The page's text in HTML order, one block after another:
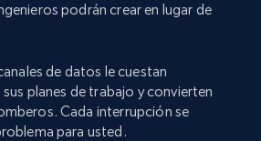
podrán crear en lugar de
de datos le cuestan
planes de trabajo y convierten
Cada interrupción se
para usted.